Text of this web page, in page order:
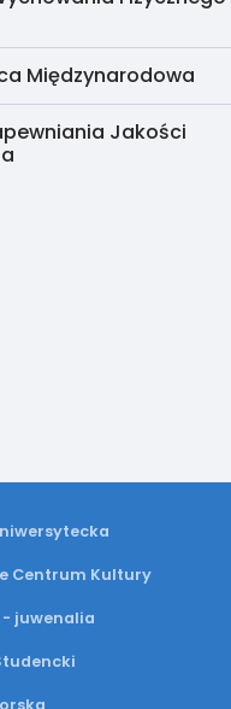
Międzynarodowa
Jakości
Centrum Kultury
juwenalia